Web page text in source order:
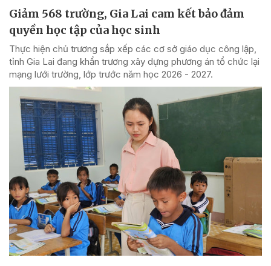
Giảm 568 trường, Gia Lai cam kết bảo đảm
quyền học tập của học sinh
Thực hiện chủ trương sắp xếp các cơ sở giáo dục công lập,
tỉnh Gia Lai đang khẩn trương xây dựng phương án tổ chức lại
mạng lưới trường, lớp trước năm học 2026 - 2027.